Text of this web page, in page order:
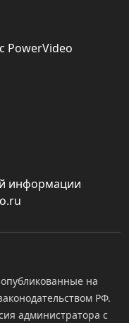
PowerVideo
информации
на
РФ.
администратора с